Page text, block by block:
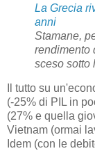
La Grecia
anni
Stamane,
rendimento
sceso sotto
Il tutto su
(-25% di PIL in
(27% e quella
Vietnam (ormai
Idem (con le